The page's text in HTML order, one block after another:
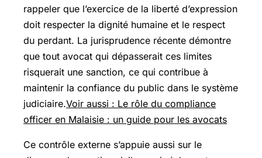
rappeler que l’exercice de la liberté d’expression
doit respecter la dignité humaine et le respect
du perdant. La jurisprudence récente démontre
que tout avocat qui dépasserait ces limites
risquerait une sanction, ce qui contribue à
maintenir la confiance du public dans le système
judiciaire.Voir aussi : Le rôle du compliance
officer en Malaisie : un guide pour les avocats
Ce contrôle externe s’appuie aussi sur le